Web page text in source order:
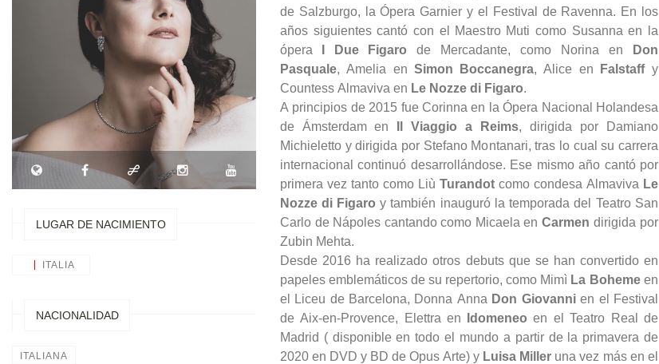
LUGAR DE NACIMIENTO
ITALIA
NACIONALIDAD
ITALIANA
de Salzburgo, la Ópera Garnier y el Festival de Ravenna. En los
años siguientes cantó con el Maestro Muti como Susanna en la
ópera
I Due Figaro de Mercadante, como Norina en
Don
Pasquale, Amelia en Simon Boccanegra, Alice en Falstaff y
Countess Almaviva en Le Nozze di Figaro.
A principios de 2015 fue Corinna en la Ópera Nacional Holandesa
de Ámsterdam en
Il Viaggio a Reims, dirigida por Damiano
Michieletto y dirigida por Stefano Montanari, tras lo cual su carrera
internacional continuó desarrollándose. Ese mismo año cantó por
primera vez tanto como Liù Turandot como condesa Almaviva Le
Nozze di Figaro y también inauguró la temporada del Teatro San
Carlo de Nápoles cantando como Micaela en Carmen dirigida por
Zubin Mehta.
Desde 2016 ha realizado otros debuts que se han convertido en
papeles emblemáticos de su repertorio, como Mimì La Boheme en
el Liceu de Barcelona, ​​Donna Anna Don Giovanni en el Festival
de Aix-en-Provence, Elettra en
Idomeneo en el Teatro Real de
Madrid ( disponible en todo el mundo a partir de la primavera de
2020 en DVD y BD de Opus Arte) y Luisa Miller una vez más en el